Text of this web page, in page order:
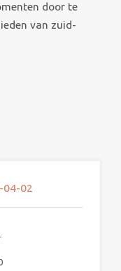
door te
van zuid-
04-02